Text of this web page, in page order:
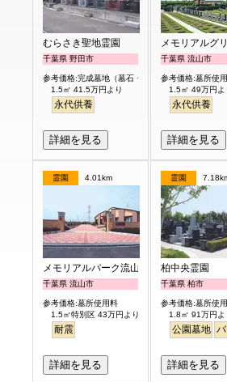
むらさき聖地霊園
千葉県 野田市
参考価格:完成墓地（墓石・外柵付）
1.5㎡ 41.5万円より
永代供養
詳細を見る
メモリアルグ
千葉県 流山市
参考価格:墓所使
1.5㎡ 49万円よ
永代供養
詳細を見る
霊園 4.01km
メモリアルパーク流山聖地
千葉県 流山市
参考価格:墓所使用料
1.5㎡特別区 43万円より
耐震
詳細を見る
霊園
柏中央霊園
千葉県 柏市
参考価格:墓所使
1.8㎡ 91万円よ
公園墓地 バ
詳細を見る